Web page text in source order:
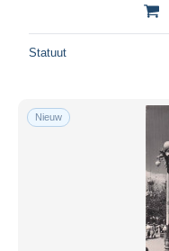
Statuut
Nieuw